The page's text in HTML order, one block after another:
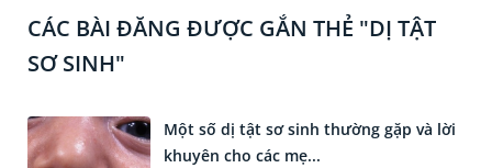
CÁC BÀI ĐĂNG ĐƯỢC GẮN THẺ "DỊ TẬT
SƠ SINH"
Một số dị tật sơ sinh thường gặp và lời
khuyên cho các mẹ...